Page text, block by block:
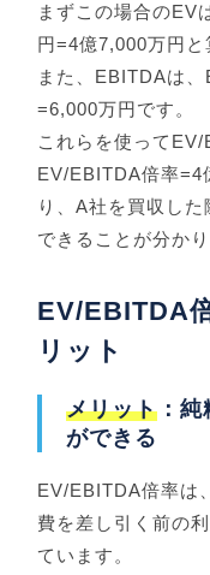
まずこの場合のEV
円=4億7,000万円と
また、EBITDAは
=6,000万円です。
これらを使って
EV/EBITDA倍率=4
り、A社を買収し
できることが分かり
EV/EBITDA
リット
メリット ：
ができる
EV/EBITDA倍率は
費を差し引く前の
ています。